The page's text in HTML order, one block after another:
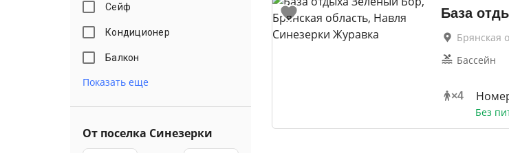
Сейф
Кондиционер
Балкон
Показать еще
От поселка Синезерки
База
Брянская
Бассейн
×4
Без